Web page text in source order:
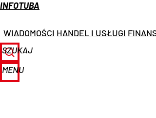
INFOTUBA
WIADOMOŚCI HANDEL I USŁUGI
SZUKAJ
MENU